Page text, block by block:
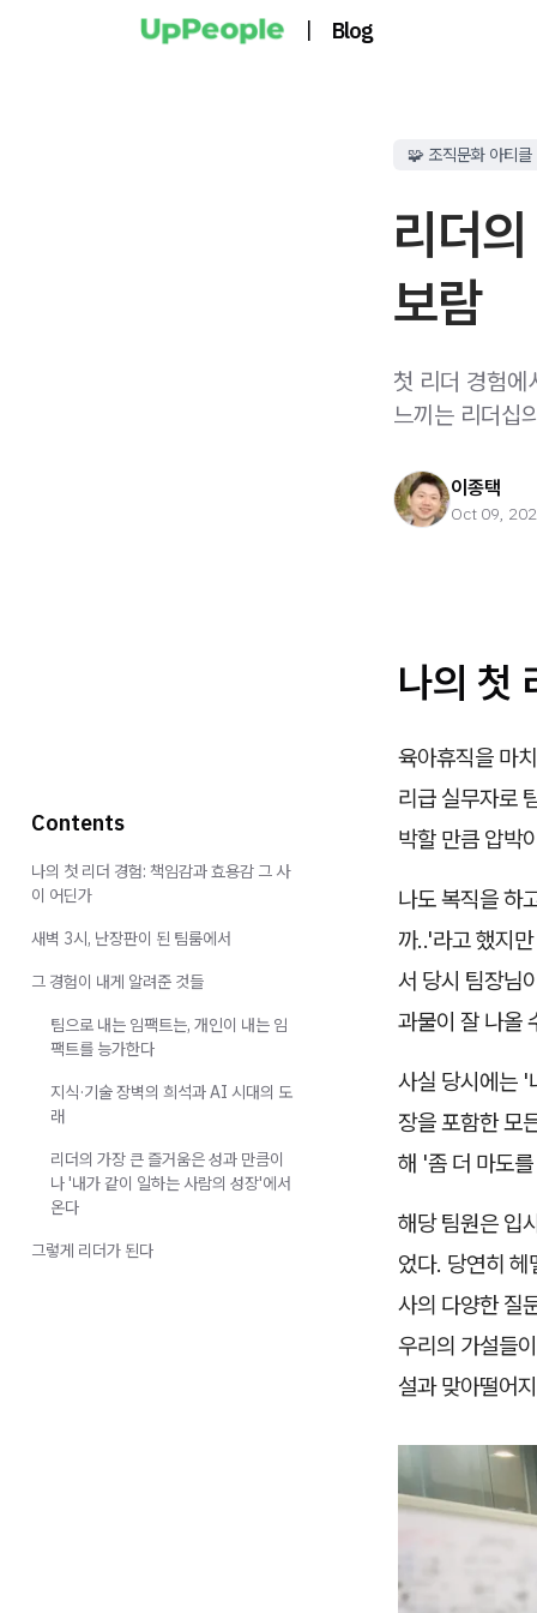
| Blog
🧩 조직문화 아티클
리더
보람
첫 리더 경험
느끼는 리더십
이종택
Oct 09,
나의 첫
육아휴직을 마
리급 실무자로
박할 만큼 압박
나도 복직을 하
까..'라고 했지
서 당시 팀장님
과물이 잘 나올
사실 당시에는 '
장을 포함한 모
해 '좀 더 마도
해당 팀원은 입
었다. 당연히
사의 다양한 질
우리의 가설들
설과 맞아떨어
Contents
나의 첫 리더 경험: 책임감과 효용감 그 사
이 어딘가
새벽 3시, 난장판이 된 팀룸에서
그 경험이 내게 알려준 것들
팀으로 내는 임팩트는, 개인이 내는 임
팩트를 능가한다
지식·기술 장벽의 희석과 AI 시대의 도
래
리더의 가장 큰 즐거움은 성과 만큼이
나 '내가 같이 일하는 사람의 성장'에서
온다
그렇게 리더가 된다